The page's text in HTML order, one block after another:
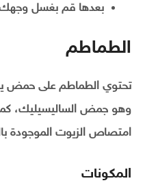
بعدها قم بغسل وجهك
الطماطم
تحتوي الطماطم على حمض
وهو جمض الساليسيليك،
امتصاص الزيوت الموجودة
المكونات